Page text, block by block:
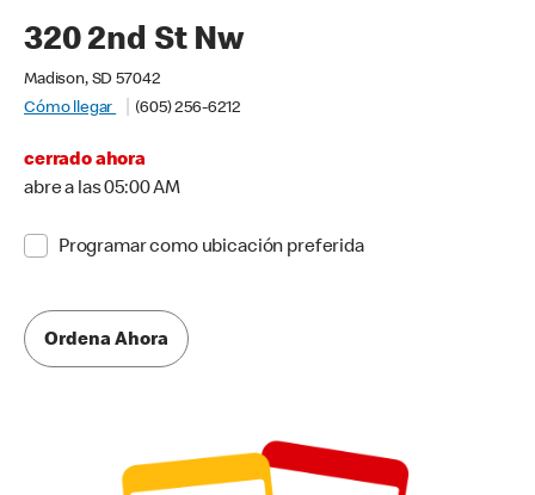
320 2nd St Nw
Madison, SD 57042
Cómo llegar
(605) 256-6212
cerrado ahora
abre a las 05:00 AM
Programar como ubicación preferida
Ordena Ahora